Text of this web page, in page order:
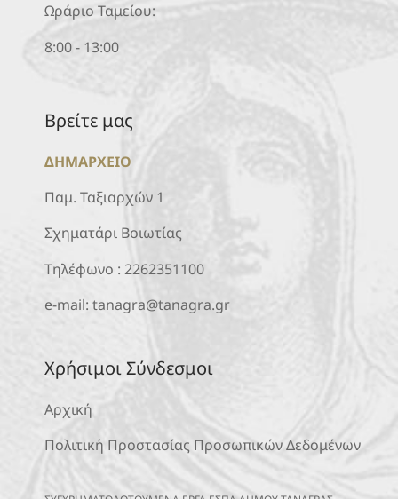
Ωράριο Ταμείου:
8:00 - 13:00
Βρείτε μας
ΔΗΜΑΡΧΕΙΟ
Παμ. Ταξιαρχών 1
Σχηματάρι Βοιωτίας
Τηλέφωνο : 2262351100
e-mail: tanagra@tanagra.gr
Χρήσιμοι Σύνδεσμοι
Αρχική
Πολιτική Προστασίας Προσωπικών Δεδομένων